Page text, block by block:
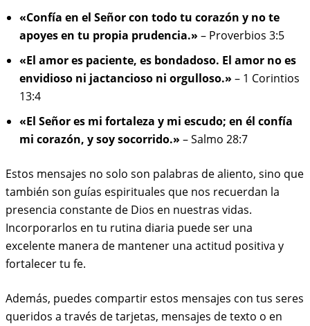
«Confía en el Señor con todo tu corazón y no te
apoyes en tu propia prudencia.» – Proverbios 3:5
«El amor es paciente, es bondadoso. El amor no es
envidioso ni jactancioso ni orgulloso.» – 1 Corintios
13:4
«El Señor es mi fortaleza y mi escudo; en él confía
mi corazón, y soy socorrido.» – Salmo 28:7
Estos mensajes no solo son palabras de aliento, sino que
también son guías espirituales que nos recuerdan la
presencia constante de Dios en nuestras vidas.
Incorporarlos en tu rutina diaria puede ser una
excelente manera de mantener una actitud positiva y
fortalecer tu fe.
Además, puedes compartir estos mensajes con tus seres
queridos a través de tarjetas, mensajes de texto o en